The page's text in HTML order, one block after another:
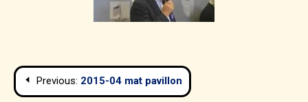
Navigation
Previous: 2015-04 mat pavillon